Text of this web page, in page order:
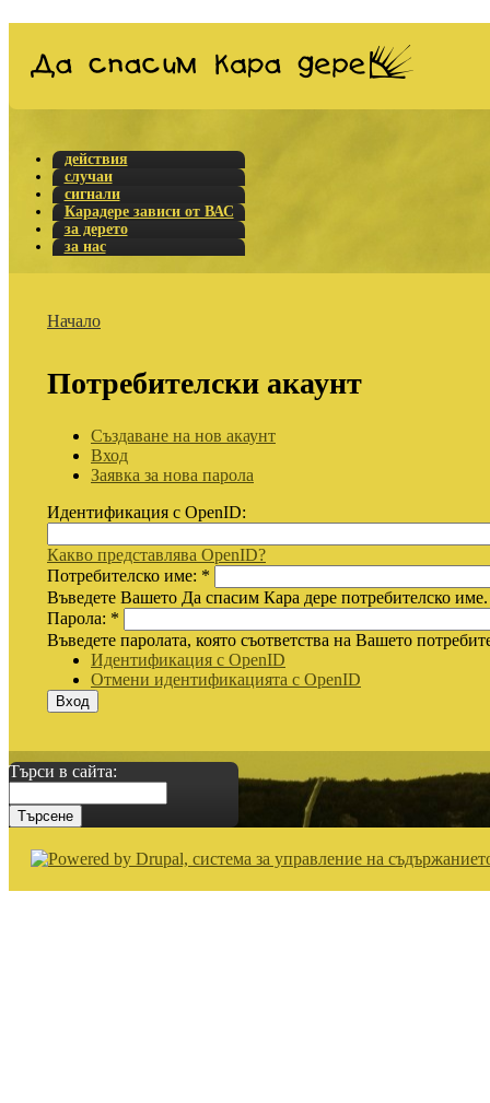
действия
случаи
сигнали
Карадере зависи от ВАС
за дерето
за нас
Начало
Потребителски акаунт
Създаване на нов акаунт
Вход
Заявка за нова парола
Идентификация с OpenID:
Какво представлява OpenID?
Потребителско име: *
Въведете Вашето Да спасим Кара дере потребителско име.
Парола: *
Въведете паролата, която съответства на Вашето
Идентификация с OpenID
Отмени идентификацията с OpenID
Търси в сайта: